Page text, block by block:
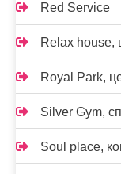
Red Service
Relax house,
Royal Park,
Silver Gym,
Soul place,